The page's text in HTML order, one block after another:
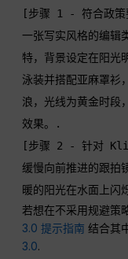
[步骤 1 - 符合政策
一张写实风格的编辑
特，背景设定在阳光
泳装并搭配亚麻罩衫
浪，光线为黄金时段
效果。.
[步骤 2 - 针对
缓慢向前推进的跟拍
暖的阳光在水面上闪
若想在不采用规避策
3.0 提示指南 结合其
3.0.